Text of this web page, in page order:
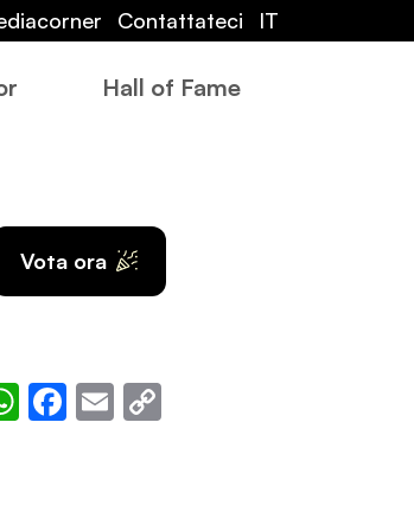
Contattateci IT
Hall of Fame
Vota ora
WhatsApp
Facebook
EmailCopy